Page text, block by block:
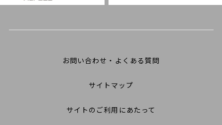
お問い合わせ・よくある質問
サイトマップ
サイトのご利用にあたって